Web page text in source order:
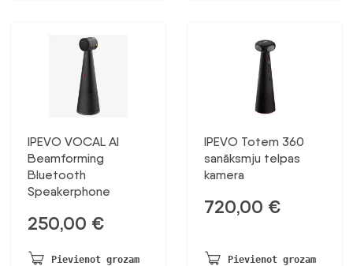
IPEVO VOCAL AI
Beamforming
Bluetooth
Speakerphone
250,00 €
Pievienot grozam
IPEVO Totem 360
sanāksmju telpas
kamera
720,00 €
Pievienot grozam